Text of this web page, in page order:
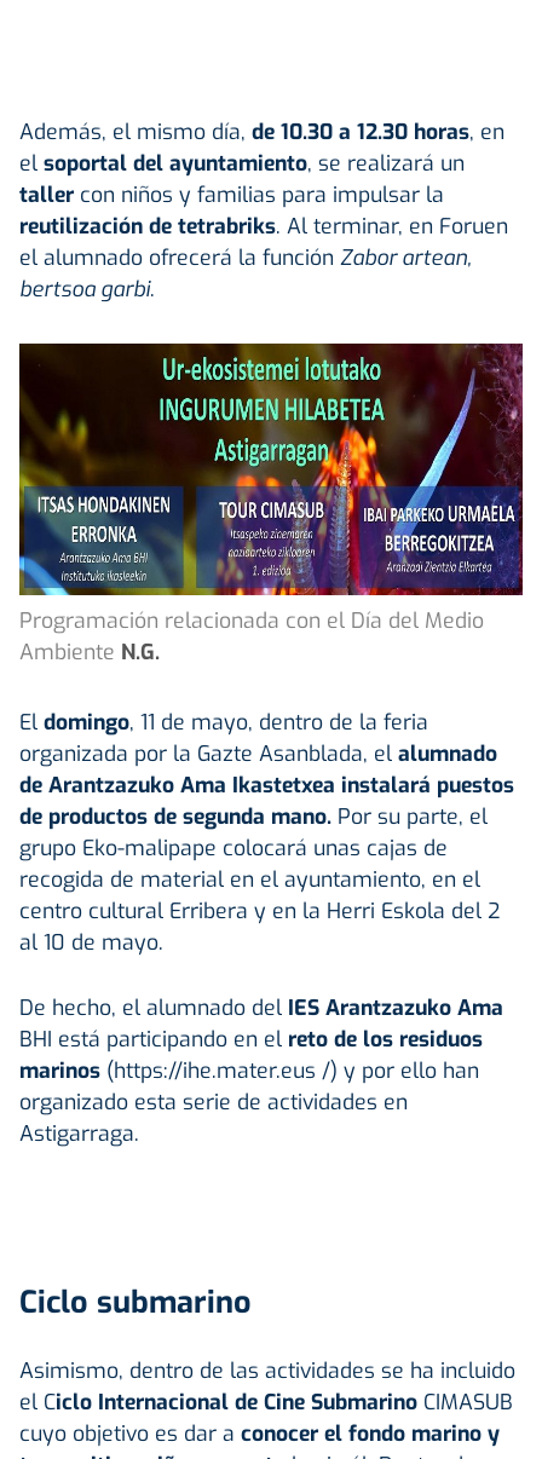
Además, el mismo día, de 10.30 a 12.30 horas, en
el soportal del ayuntamiento, se realizará un
taller con niños y familias para impulsar la
reutilización de tetrabriks. Al terminar, en Foruen
el alumnado ofrecerá la función Zabor artean,
bertsoa garbi.
Programación relacionada con el Día del Medio
Ambiente N.G.
El domingo, 11 de mayo, dentro de la feria
organizada por la Gazte Asanblada, el alumnado
de Arantzazuko Ama Ikastetxea instalará puestos
de productos de segunda mano. Por su parte, el
grupo Eko-malipape colocará unas cajas de
recogida de material en el ayuntamiento, en el
centro cultural Erribera y en la Herri Eskola del 2
al 10 de mayo.
De hecho, el alumnado del IES Arantzazuko Ama
BHI está participando en el reto de los residuos
marinos (https://ihe.mater.eus /) y por ello han
organizado esta serie de actividades en
Astigarraga.
Ciclo submarino
Asimismo, dentro de las actividades se ha incluido
el Ciclo Internacional de Cine Submarino CIMASUB
cuyo objetivo es dar a conocer el fondo marino y